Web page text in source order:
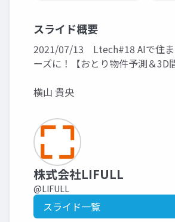
スライド概要
2021/07/13 Ltech#18 AIで住ま
ーズに！【おとり物件予測＆3D
横山 貴央
株式会社LIFULL
@LIFULL
スライド一覧